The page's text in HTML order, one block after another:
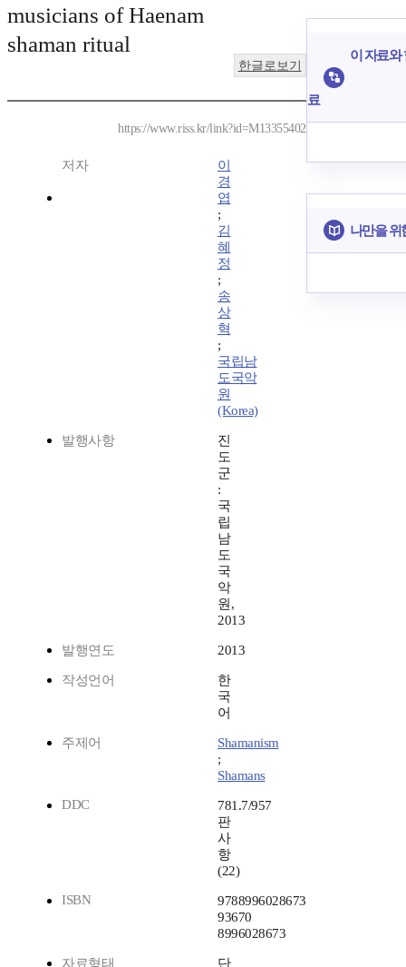
musicians of Haenam
shaman ritual
한글로보기
https://www.riss.kr/link?id=M13355402
저자
이
경
엽
;
김
혜
정
;
송
상
혁
;
국립남
도국악
원
(Korea)
발행사항
진
도
군
:
국
립
남
도
국
악
원,
2013
발행연도 2013
작성언어
한
국
어
주제어
Shamanism
;
Shamans
DDC
781.7/957
판
사
항
(22)
ISBN
9788996028673
93670
8996028673
자료형태
단
이 자료와
료
나만을 위